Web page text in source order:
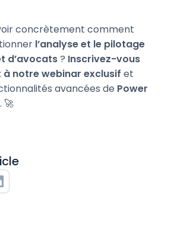
concrètement comment
l’analyse et le pilotage
d’avocats? Inscrivez-vous
notre webinar exclusif et
avancées de Power
. 🚀